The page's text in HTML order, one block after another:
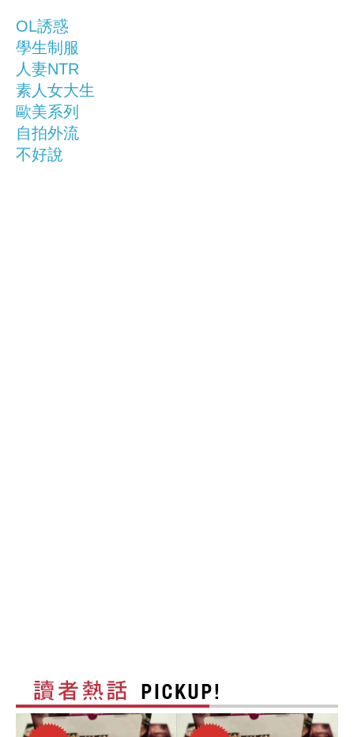
OL誘惑
學生制服
人妻NTR
素人女大生
歐美系列
自拍外流
不好說